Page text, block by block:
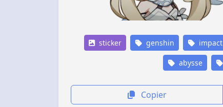
sticker genshin impact
abysse
Copier